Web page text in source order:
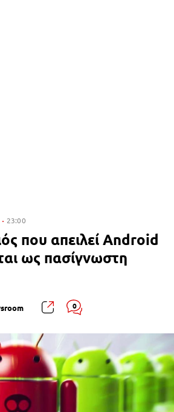
23:00
που απειλεί Android
ως πασίγνωστη
0